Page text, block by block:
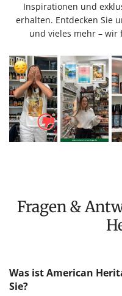
Inspirationen und
erhalten. Entdecken Sie
und vieles mehr – wir
Fragen & Antworten zu American
Was ist American
Sie?